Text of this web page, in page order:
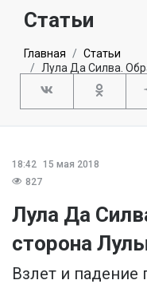
Статьи
Главная
Статьи
Лула Да Силва.
18:42 15 мая 2018
827
Лула Да
сторона
Взлет и падение